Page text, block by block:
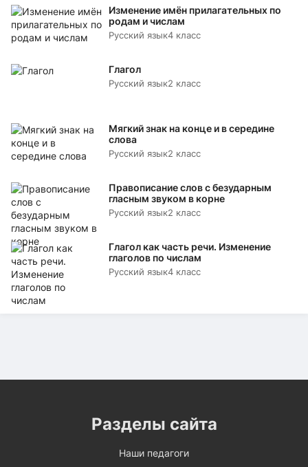
Изменение имён прилагательных по
родам и числам
Русский язык4 класс
Глагол
Русский язык2 класс
Мягкий знак на конце и в середине
слова
Русский язык2 класс
Правописание слов с безударным
гласным звуком в корне
Русский язык2 класс
Глагол как часть речи. Изменение
глаголов по числам
Русский язык4 класс
Разделы сайта
Наши педагоги